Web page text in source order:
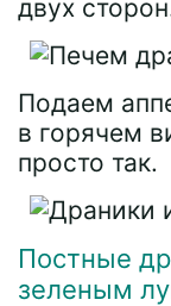
двух
Подаем
в горячем
просто так.
Постные
зеленым